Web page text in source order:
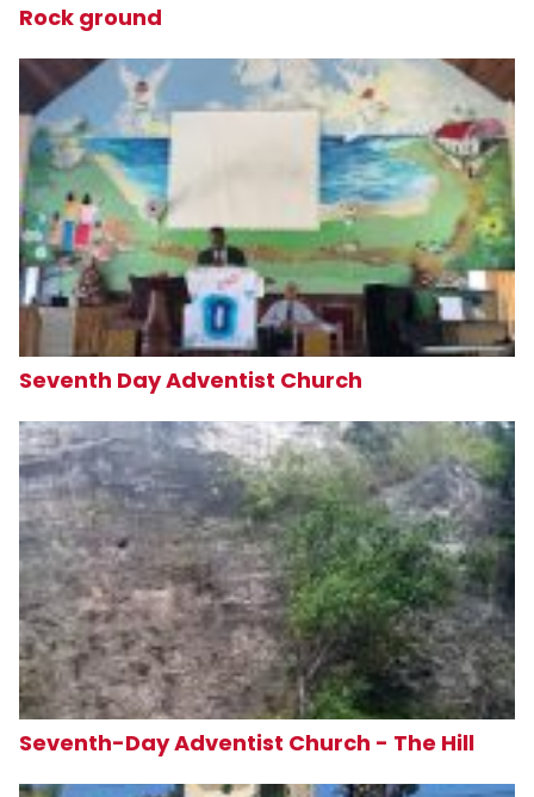
Rock ground
Seventh Day Adventist Church
Seventh-Day Adventist Church - The Hill